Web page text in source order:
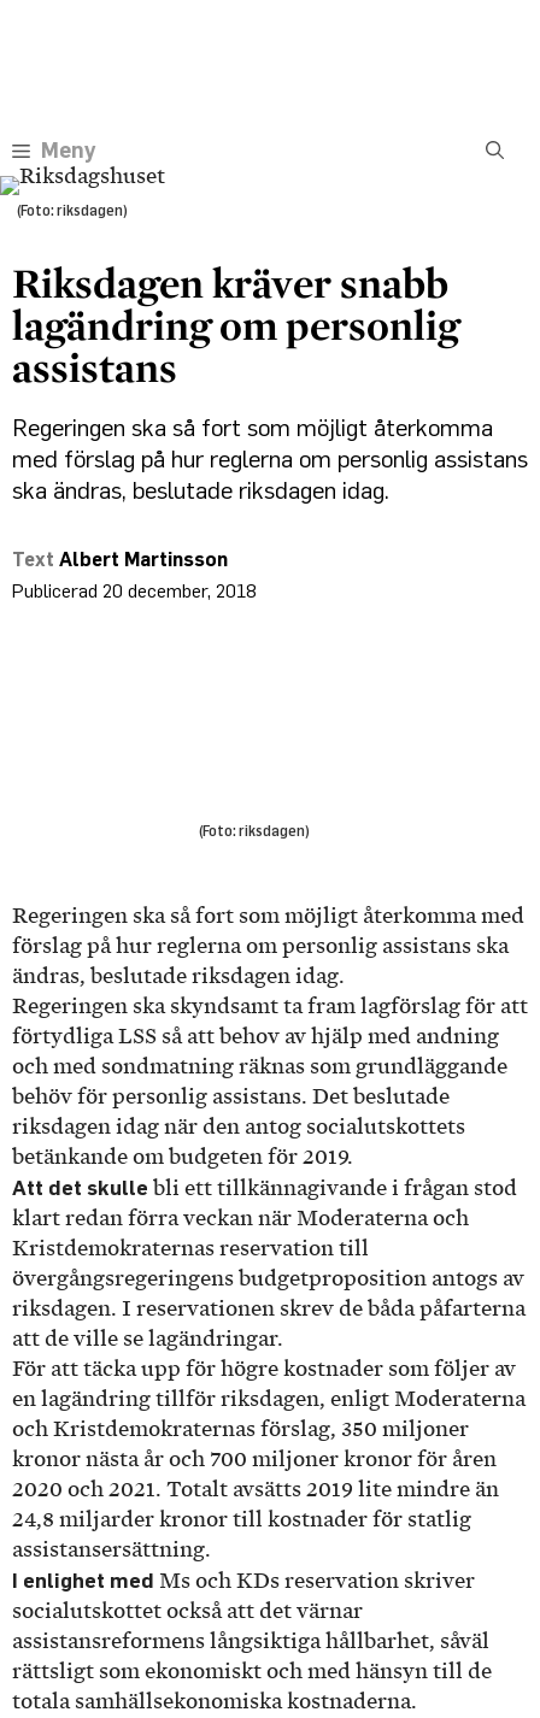
Meny
(Foto: riksdagen)
Riksdagen kräver snabb
lagändring om personlig
assistans
Regeringen ska så fort som möjligt återkomma
med förslag på hur reglerna om personlig assistans
ska ändras, beslutade riksdagen idag.
Albert Martinsson
20 december, 2018
(Foto: riksdagen)
Regeringen ska så fort som möjligt återkomma med
förslag på hur reglerna om personlig assistans ska
ändras, beslutade riksdagen idag.
Regeringen ska skyndsamt ta fram lagförslag för att
förtydliga LSS så att behov av hjälp med andning
och med sondmatning räknas som grundläggande
behöv för personlig assistans. Det beslutade
riksdagen idag när den antog socialutskottets
betänkande om budgeten för 2019.
Att det skulle bli ett tillkännagivande i frågan stod
klart redan förra veckan när Moderaterna och
Kristdemokraternas reservation till
övergångsregeringens budgetproposition antogs av
riksdagen. I reservationen skrev de båda påfarterna
att de ville se lagändringar.
För att täcka upp för högre kostnader som följer av
en lagändring tillför riksdagen, enligt Moderaterna
och Kristdemokraternas förslag, 350 miljoner
kronor nästa år och 700 miljoner kronor för åren
2020 och 2021. Totalt avsätts 2019 lite mindre än
24,8 miljarder kronor till kostnader för statlig
assistansersättning.
I enlighet med Ms och KDs reservation skriver
socialutskottet också att det värnar
assistansreformens långsiktiga hållbarhet, såväl
rättsligt som ekonomiskt och med hänsyn till de
totala samhällsekonomiska kostnaderna.